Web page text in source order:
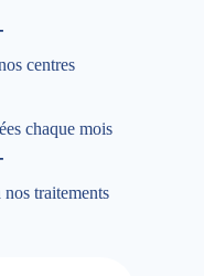
centres
chaque mois
nos traitements